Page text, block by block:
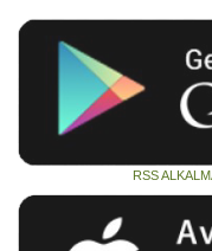
RSS